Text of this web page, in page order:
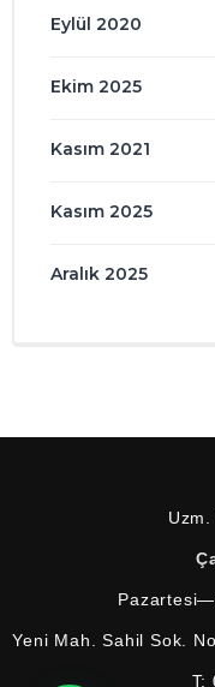
Eylül 2020
Ekim 2025
Kasım 2021
Kasım 2025
Aralık 2025
Yeni Mah. Sahil Sok.
T: